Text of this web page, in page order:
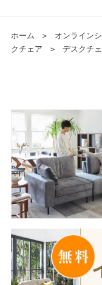
ホーム ＞ オンライン
クチェア
＞ デスクチ